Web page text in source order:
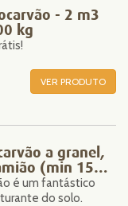
- 2 m3
kg
VER PRODUTO
a granel,
(min 15
é um fantástico
do solo.